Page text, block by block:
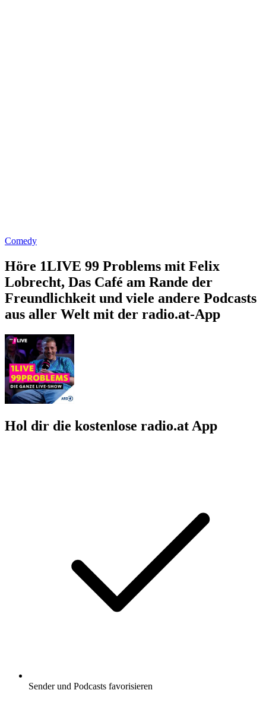
Comedy
Höre 1LIVE 99 Problems mit Felix
Lobrecht, Das Café am Rande der
Freundlichkeit und viele andere Podcasts
aus aller Welt mit der radio.at-App
Hol dir die kostenlose radio.at App
Sender und Podcasts favorisieren